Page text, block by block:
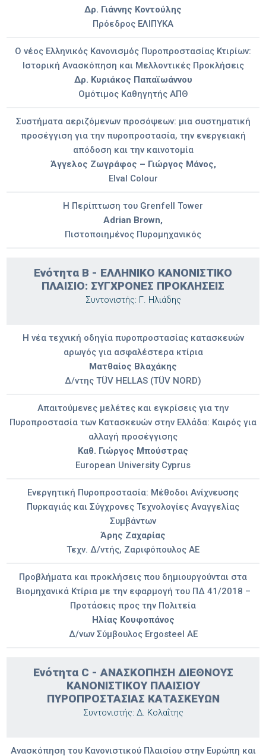
Δρ. Γιάννης Κοντούλης
Πρόεδρος ΕΛΙΠΥΚΑ
Ο νέος Ελληνικός Κανονισμός Πυροπροστασίας Κτιρίων:
Ιστορική Ανασκόπηση και Μελλοντικές Προκλήσεις
Δρ. Κυριάκος Παπαϊωάννου
Ομότιμος Καθηγητής ΑΠΘ
Συστήματα αεριζόμενων προσόψεων: μια συστηματική
προσέγγιση για την πυροπροστασία, την ενεργειακή
απόδοση και την καινοτομία
Άγγελος Ζωγράφος – Γιώργος Μάνος,
Elval Colour
Η Περίπτωση του Grenfell Tower
Adrian Brown,
Πιστοποιημένος Πυρομηχανικός
Ενότητα Β - ΕΛΛΗΝΙΚΟ ΚΑΝΟΝΙΣΤΙΚΟ
ΠΛΑΙΣΙΟ: ΣΥΓΧΡΟΝΕΣ ΠΡΟΚΛΗΣΕΙΣ
Συντονιστής: Γ. Ηλιάδης
Η νέα τεχνική οδηγία πυροπροστασίας κατασκευών
αρωγός για ασφαλέστερα κτίρια
Ματθαίος Βλαχάκης
Δ/ντης TÜV HELLAS (TÜV NORD)
Απαιτούμενες μελέτες και εγκρίσεις για την
Πυροπροστασία των Κατασκευών στην Ελλάδα: Καιρός για
αλλαγή προσέγγισης
Καθ. Γιώργος Μπούστρας
European University Cyprus
Ενεργητική Πυροπροστασία: Μέθοδοι Ανίχνευσης
Πυρκαγιάς και Σύγχρονες Τεχνολογίες Αναγγελίας
Συμβάντων
Άρης Ζαχαρίας
Τεχν. Δ/ντής, Ζαριφόπουλος ΑΕ
Προβλήματα και προκλήσεις που δημιουργούνται στα
Βιομηχανικά Κτίρια με την εφαρμογή του ΠΔ 41/2018 –
Προτάσεις προς την Πολιτεία
Ηλίας Κουφοπάνος
Δ/νων Σύμβουλος Ergosteel ΑΕ
Ενότητα C - ΑΝΑΣΚΟΠΗΣΗ ΔΙΕΘΝΟΥΣ
ΚΑΝΟΝΙΣΤΙΚΟΥ ΠΛΑΙΣΙΟΥ
ΠΥΡΟΠΡΟΣΤΑΣΙΑΣ ΚΑΤΑΣΚΕΥΩΝ
Συντονιστής: Δ. Κολαΐτης
Ανασκόπηση του Κανονιστικού Πλαισίου στην Ευρώπη και